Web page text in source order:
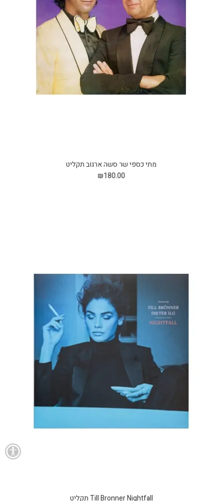
מתי כספי שר סשה ארגוב תקליט
₪180.00
Till Bronner Nightfall תקליט